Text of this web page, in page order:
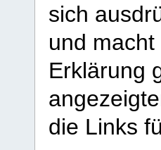
sich
und
Erklärung
die Links